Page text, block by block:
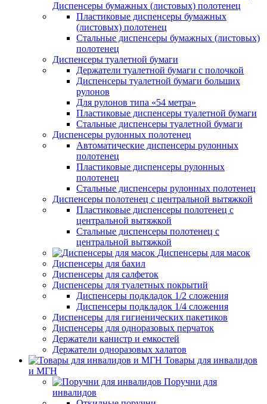
Диспенсеры бумажных (листовых) полотенец
Пластиковые диспенсеры бумажных
(листовых) полотенец
Стальные диспенсеры бумажных (листовых)
полотенец
Диспенсеры туалетной бумаги
Держатели туалетной бумаги с полочкой
Диспенсеры туалетной бумаги больших
рулонов
Для рулонов типа «54 метра»
Пластиковые диспенсеры туалетной бумаги
Стальные диспенсеры туалетной бумаги
Диспенсеры рулонных полотенец
Автоматические диспенсеры рулонных
полотенец
Пластиковые диспенсеры рулонных
полотенец
Стальные диспенсеры рулонных полотенец
Диспенсеры полотенец с центральной вытяжкой
Пластиковые диспенсеры полотенец с
центральной вытяжкой
Стальные диспенсеры полотенец с
центральной вытяжкой
Диспенсеры для масок
Диспенсеры для бахил
Диспенсеры для салфеток
Диспенсеры для туалетных покрытий
Диспенсеры подкладок 1/2 сложения
Диспенсеры подкладок 1/4 сложения
Диспенсеры для гигиенических пакетиков
Диспенсеры для одноразовых перчаток
Держатели канистр и емкостей
Держатели одноразовых халатов
Товары для инвалидов
и МГН
Поручни для
инвалидов